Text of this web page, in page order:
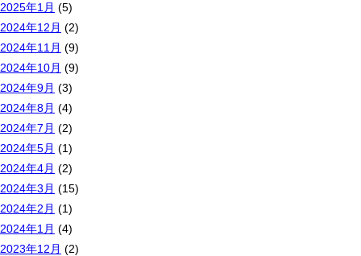
2025年1月 (5)
2024年12月 (2)
2024年11月 (9)
2024年10月 (9)
2024年9月 (3)
2024年8月 (4)
2024年7月 (2)
2024年5月 (1)
2024年4月 (2)
2024年3月 (15)
2024年2月 (1)
2024年1月 (4)
2023年12月 (2)